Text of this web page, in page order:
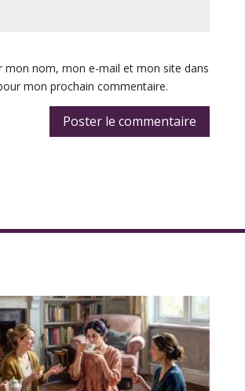
mon nom, mon e-mail et mon site dans
mon prochain commentaire.